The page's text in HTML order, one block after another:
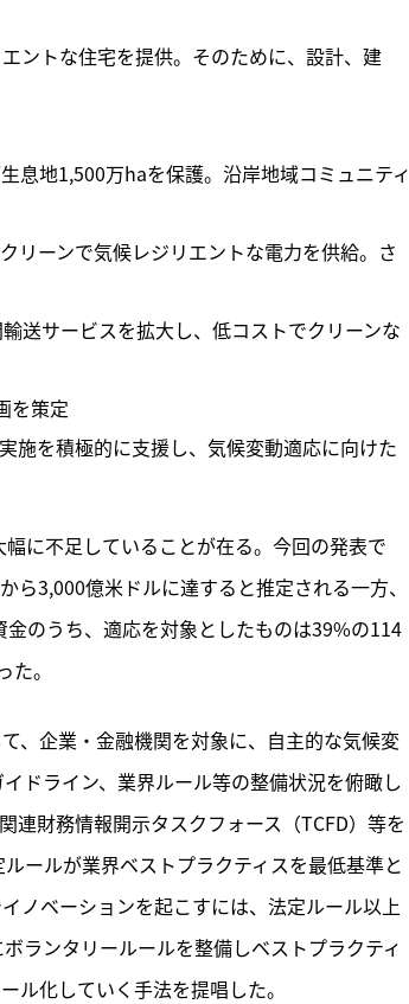
ントな住宅を提供。そのために、設計、建
息地1,500万haを保護。沿岸地域コミュニティ
リーンで気候レジリエントな電力を供給。さ
送サービスを拡大し、低コストでクリーンな
を策定
施を積極的に支援し、気候変動適応に向けた
に不足していることが在る。今回の発表で
3,000億米ドルに達すると推定される一方、
のうち、適応を対象としたものは39%の114
。
、企業・金融機関を対象に、自主的な気候変
ドライン、業界ルール等の整備状況を俯瞰し
財務情報開示タスクフォース（TCFD）等を
ールが業界ベストプラクティスを最低基準と
ノベーションを起こすには、法定ルール以上
ランタリールールを整備しベストプラクティ
ル化していく手法を提唱した。
お気に入りに保存するには
ログインが必要です
イン 会員登録